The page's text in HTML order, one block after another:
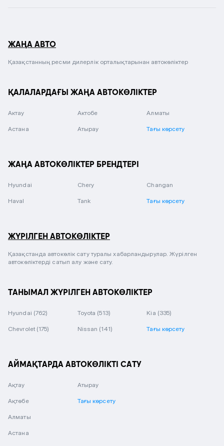
ЖАҢА АВТО
Қазақстанның ресми дилерлік орталықтарынан автокөліктер
ҚАЛАЛАРДАҒЫ ЖАҢА АВТОКӨЛІКТЕР
Актау Актобе Алматы
Астана Атырау Тағы көрсету
ЖАҢА АВТОКӨЛІКТЕР БРЕНДТЕРІ
Hyundai Chery Changan
Haval Tank Тағы көрсету
ЖҮРІЛГЕН АВТОКӨЛІКТЕР
Қазақстанда автокөлік сату туралы хабарландырулар. Жүрілген
автокөліктерді сатып алу және сату.
ТАНЫМАЛ ЖҮРІЛГЕН АВТОКӨЛІКТЕР
Hyundai (762) Toyota (513) Kia (335)
Chevrolet (175) Nissan (141) Тағы көрсету
АЙМАҚТАРДА АВТОКӨЛІКТІ САТУ
Ақтау
Ақтөбе
Алматы
Астана
Атырау
Тағы көрсету